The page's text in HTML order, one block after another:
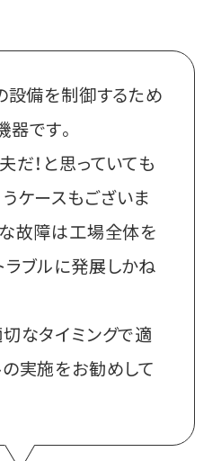
設備を制御するため
です。
だ！と思っていても
ケースもございま
故障は工場全体を
ブルに発展しかね
なタイミングで適
実施をお勧めして